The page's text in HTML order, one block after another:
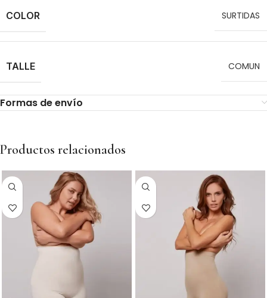
COLOR SURTIDAS
TALLE COMUN
Formas de envío
Productos relacionados